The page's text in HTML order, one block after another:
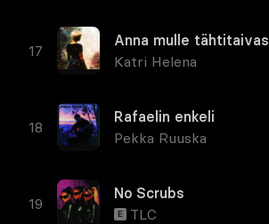
Anna mulle tähtitaivas
Katri Helena
Rafaelin enkeli
Pekka Ruuska
No Scrubs
E TLC